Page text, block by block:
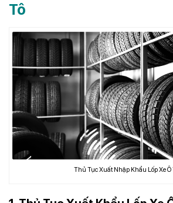
Tô
Thủ Tục Xuất Nhập Khẩu Lốp Xe Ô